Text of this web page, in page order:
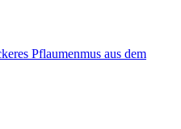
Pflaumenmus aus dem